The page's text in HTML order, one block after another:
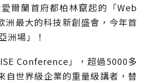
爾蘭首府都柏林竄起的「Web
最大的科技新創盛會，今年首
洲場」！
Conference」，超過5000多
自世界級企業的重量級講者，替